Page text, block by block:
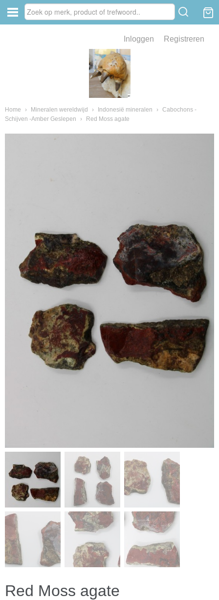
Inloggen Registreren
Home › Mineralen wereldwijd › Indonesië mineralen › Cabochons -
Schijven -Amber Geslepen
› Red Moss agate
Red Moss agate
van fossielen en mineralen